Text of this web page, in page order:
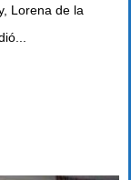
Lorena de la